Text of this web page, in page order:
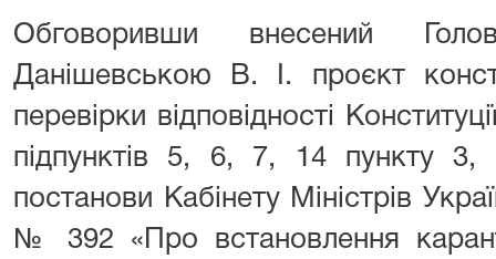
Обговоривши внесений
Данішевською В. І. проєкт
перевірки відповідності
підпунктів 5, 6, 7, 14 пункту
постанови Кабінету Міністрів
№ 392 «Про встановлення